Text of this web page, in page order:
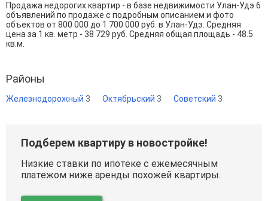
Продажа недорогих квартир - в базе недвижимости Улан-Удэ 6
объявлений по продаже с подробным описанием и фото
объектов от 800 000 до 1 700 000 руб. в Улан-Удэ. Средняя
цена за 1 кв. метр - 38 729 руб. Средняя общая площадь - 48.5
кв.м.
Районы
Железнодорожный 3 Октябрьский 3 Советский 3
Подберем квартиру в новостройке!
Низкие ставки по ипотеке с ежемесячным
платежом ниже аренды похожей квартиры.